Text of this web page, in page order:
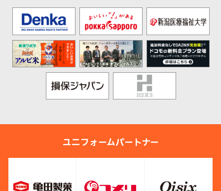
ユニフォームパートナー